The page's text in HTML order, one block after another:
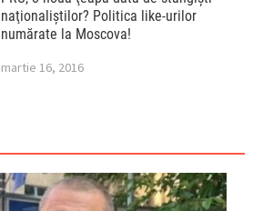
naţionaliştilor? Politica like-urilor
numărate la Moscova!
martie 16, 2016